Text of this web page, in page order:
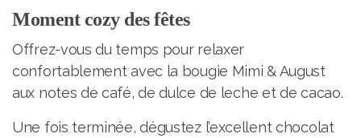
Moment cozy des fêtes
Offrez-vous du temps pour relaxer
confortablement avec la bougie Mimi & August
aux notes de café, de dulce de leche et de cacao.
Une fois terminée, dégustez l’excellent chocolat